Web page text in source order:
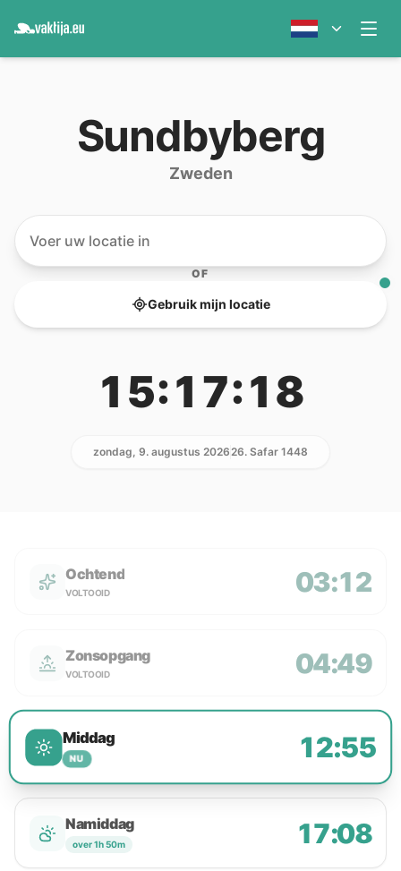
Sundbyberg
Zweden
OF
Gebruik mijn locatie
15:17:18
zondag, 9. augustus 202626. Safar 1448
Ochtend
VOLTOOID 03:12
Zonsopgang
VOLTOOID 04:49
Middag
NU 12:55
Namiddag
over 1h 50m 17:08